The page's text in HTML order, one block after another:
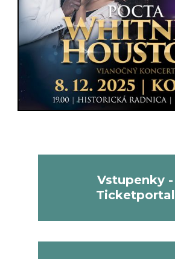
Vstupenky -
Ticketportal